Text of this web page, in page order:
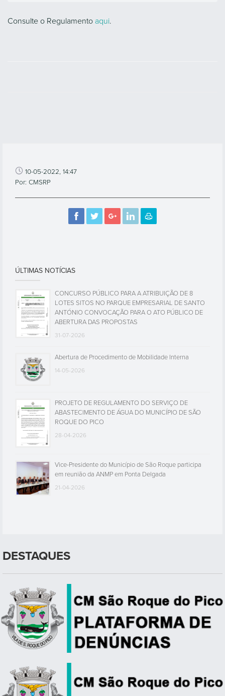
Consulte o Regulamento aqui.
10-05-2022, 14:47
Por: CMSRP
ÚLTIMAS NOTÍCIAS
CONCURSO PÚBLICO PARA A ATRIBUIÇÃO DE 8
LOTES SITOS NO PARQUE EMPRESARIAL DE SANTO
ANTÓNIO CONVOCAÇÃO PARA O ATO PÚBLICO DE
ABERTURA DAS PROPOSTAS
31-07-2026
Abertura de Procedimento de Mobilidade Interna
14-05-2026
PROJETO DE REGULAMENTO DO SERVIÇO DE
ABASTECIMENTO DE ÁGUA DO MUNICÍPIO DE SÃO
ROQUE DO PICO
28-04-2026
Vice-Presidente do Município de São Roque participa
em reunião da ANMP em Ponta Delgada
21-04-2026
DESTAQUES